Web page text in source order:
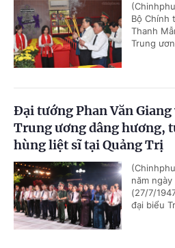
Bộ Chính
Thanh
Trung
Đại tướng Phan Văn
Trung ương dâng hương,
hùng liệt sĩ tại Quảng Trị
năm
(27/7/
đại biểu